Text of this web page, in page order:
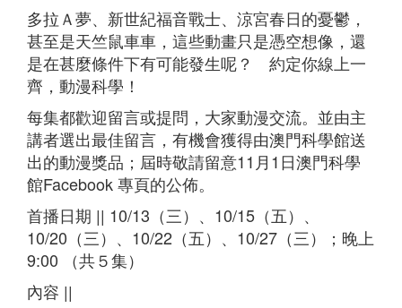
多拉Ａ夢、新世紀福音戰士、涼宮春日的憂鬱，
甚至是天竺鼠車車，這些動畫只是憑空想像，還
是在甚麼條件下有可能發生呢？ 約定你線上一
齊，動漫科學！
每集都歡迎留言或提問，大家動漫交流。並由主
講者選出最佳留言，有機會獲得由澳門科學館送
出的動漫獎品；屆時敬請留意11月1日澳門科學
館Facebook 專頁的公佈。
首播日期 || 10/13（三）、10/15（五）、
10/20（三）、10/22（五）、10/27（三）；晚上
9:00 （共５集）
內容 ||